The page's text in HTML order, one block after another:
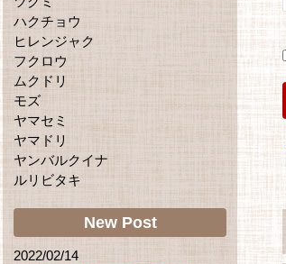
ハクチョウ
ヒレンジャク
フクロウ
ムクドリ
モズ
ヤマセミ
ヤマドリ
ヤンバルクイナ
ルリビタキ
New Post
2022/02/14